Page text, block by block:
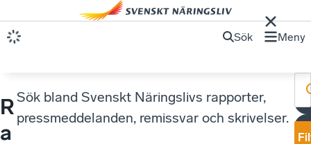
Sök Meny
R
a
Sök bland Svenskt Näringslivs rapporter,
pressmeddelanden, remissvar och skrivelser.